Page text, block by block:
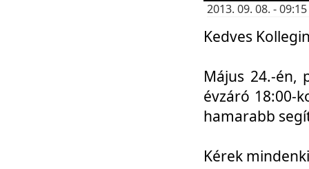
2013. 09. 08. -
Kedves
Május 24.-én,
évzáró 18:00-
hamarabb
Kérek